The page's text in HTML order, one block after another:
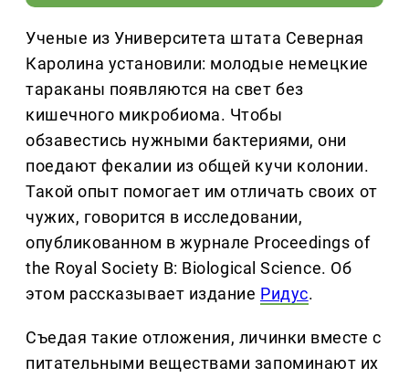
Ученые из Университета штата Северная
Каролина установили: молодые немецкие
тараканы появляются на свет без
кишечного микробиома. Чтобы
обзавестись нужными бактериями, они
поедают фекалии из общей кучи колонии.
Такой опыт помогает им отличать своих от
чужих, говорится в исследовании,
опубликованном в журнале Proceedings of
the Royal Society B: Biological Science. Об
этом рассказывает издание Ридус.
Съедая такие отложения, личинки вместе с
питательными веществами запоминают их